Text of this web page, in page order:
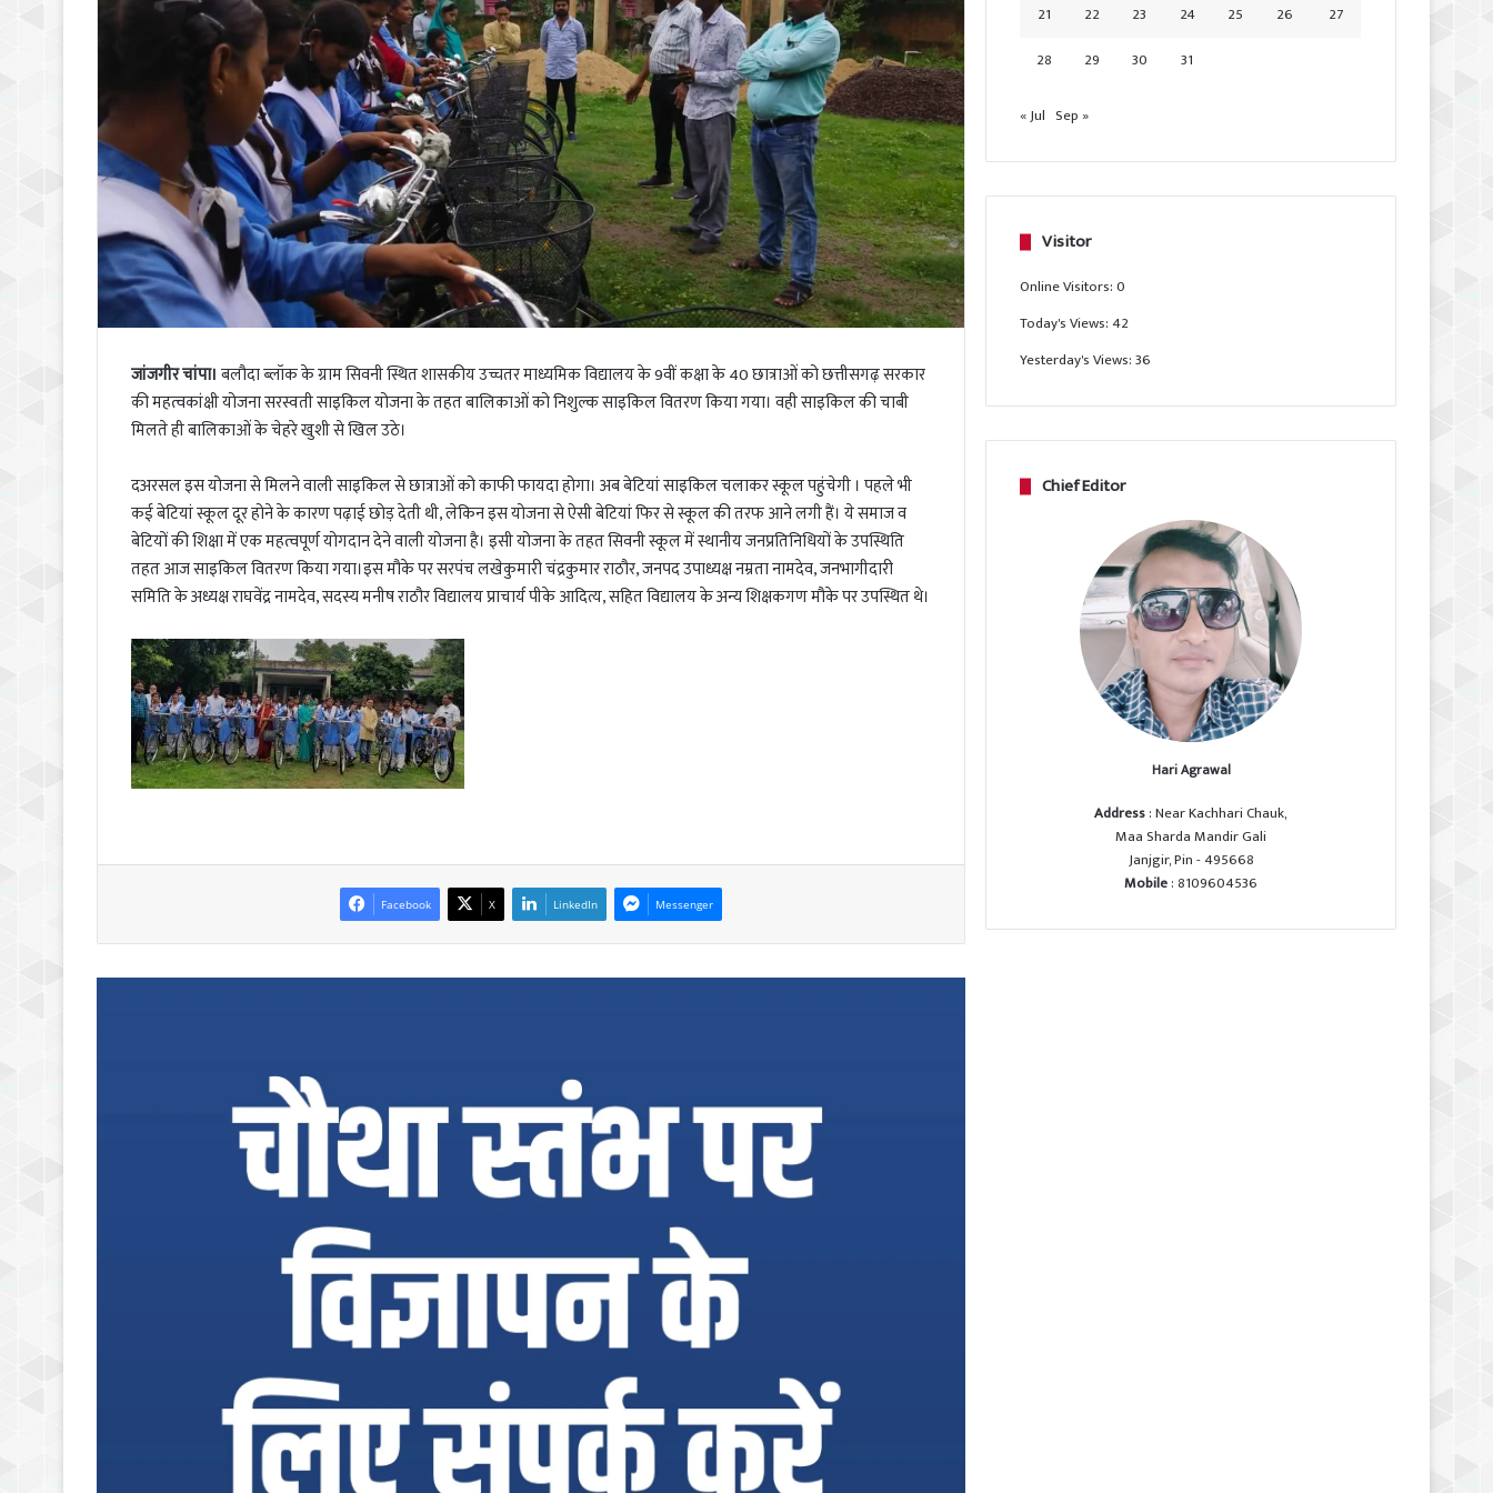
जांजगीर चांपा। बलौदा ब्लॉक के ग्राम सिवनी स्थित शासकीय उच्चतर माध्यमिक विद्यालय के 9वीं कक्षा के 40 छात्राओं को छत्तीसगढ़ सरकार
की महत्वकांक्षी योजना सरस्वती साइकिल योजना के तहत बालिकाओं को निशुल्क साइकिल वितरण किया गया। वही साइकिल की चाबी
मिलते ही बालिकाओं के चेहरे खुशी से खिल उठे।
दअरसल इस योजना से मिलने वाली साइकिल से छात्राओं को काफी फायदा होगा। अब बेटियां साइकिल चलाकर स्कूल पहुंचेगी । पहले भी
कई बेटियां स्कूल दूर होने के कारण पढ़ाई छोड़ देती थी, लेकिन इस योजना से ऐसी बेटियां फिर से स्कूल की तरफ आने लगी हैं। ये समाज व
बेटियों की शिक्षा में एक महत्वपूर्ण योगदान देने वाली योजना है। इसी योजना के तहत सिवनी स्कूल में स्थानीय जनप्रतिनिधियों के उपस्थिति
तहत आज साइकिल वितरण किया गया।इस मौके पर सरपंच लखेकुमारी चंद्रकुमार राठौर, जनपद उपाध्यक्ष नम्रता नामदेव, जनभागीदारी
समिति के अध्यक्ष राघवेंद्र नामदेव, सदस्य मनीष राठौर विद्यालय प्राचार्य पीके आदित्य, सहित विद्यालय के अन्य शिक्षकगण मौके पर उपस्थित थे।
Facebook X LinkedIn Messenger
21 22 23 24 25 26
27
28
29 30 31
« Jul Sep »
Visitor
Online Visitors:0
Today's Views:42
Yesterday's Views:36
Chief Editor
Hari Agrawal
Address: Near Kachhari Chauk,
Maa Sharda Mandir Gali
Janjgir, Pin - 495668
Mobile: 8109604536